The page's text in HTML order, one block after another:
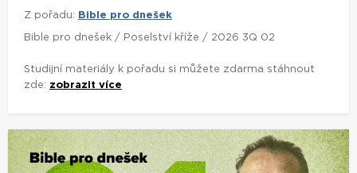
Z pořadu: Bible pro dnešek
Bible pro dnešek / Poselství kříže / 2026 3Q 02
Studijní materiály k pořadu si můžete zdarma stáhnout
zde: zobrazit více